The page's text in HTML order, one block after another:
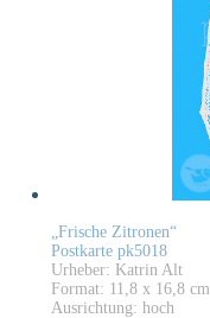
„Frische Zitronen“
Postkarte pk5018
Urheber: Katrin Alt
Format: 11,8 x 16,8 cm
Ausrichtung: hoch